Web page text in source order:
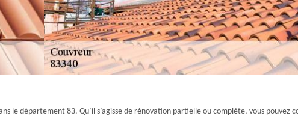
le département 83. Qu’il s’agisse de rénovation partielle ou complète, vous pouvez